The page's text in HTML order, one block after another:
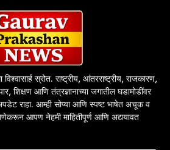
विश्वासार्ह स्रोत. राष्ट्रीय, आंतरराष्ट्रीय, राजकारण,
शिक्षण आणि तंत्रज्ञानाच्या जगातील घडामोडींवर
राहा. आम्ही सोप्या आणि स्पष्ट भाषेत अचूक व
आपण नेहमी माहितीपूर्ण आणि अद्ययावत